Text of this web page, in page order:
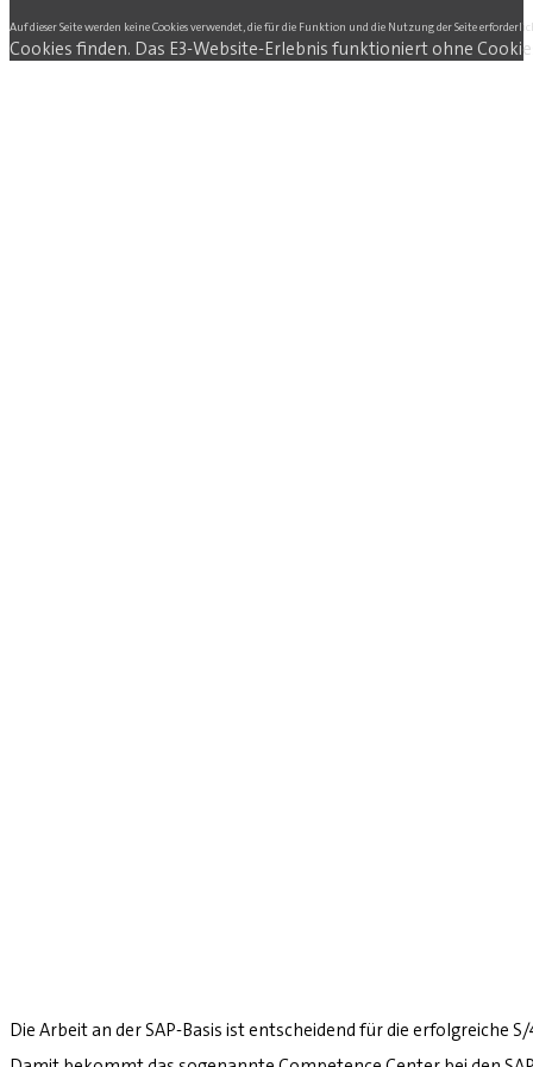
Auf dieser Seite werden keine Cookies verwendet, die für die Funktion und die Nutzung der Seite
Cookies finden. Das E3-Website-Erlebnis funktioniert ohne
Die Arbeit an der SAP-Basis ist entscheidend für die erfolgreiche